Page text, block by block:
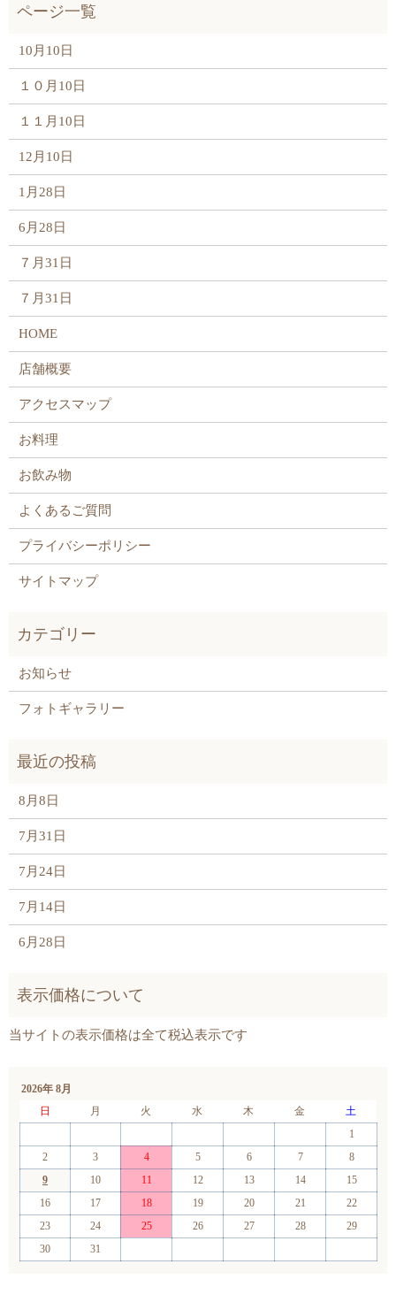
10月10日
１０月10日
１１月10日
12月10日
1月28日
6月28日
７月31日
７月31日
HOME
店舗概要
アクセスマップ
お料理
お飲み物
よくあるご質問
プライバシーポリシー
サイトマップ
お知らせ
フォトギャラリー
8月8日
7月31日
7月24日
7月14日
6月28日
2026年 8月
日
月 火 水 木 金
土
1
2
3 4 5 6 7
8
9
10 11 12 13 14
15
16
17 18 19 20 21
22
23
24 25 26 27 28
29
30
31